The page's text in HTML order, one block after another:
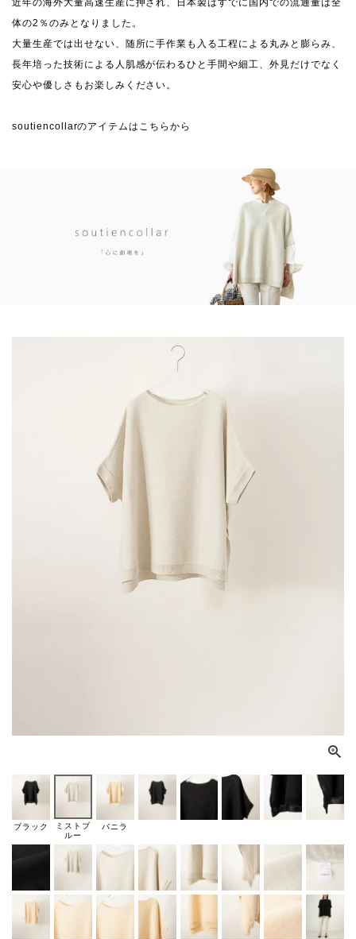
近年の海外大量高速生産に押され、日本製はすでに国内での流通量は全
体の2％のみとなりました。
大量生産では出せない、随所に手作業も入る工程による丸みと膨らみ、
長年培った技術による人肌感が伝わるひと手間や細工、外見だけでなく
安心や優しさもお楽しみください。
soutiencollarのアイテムはこちらから
ブラック
ミストブ
ルー
バニラ